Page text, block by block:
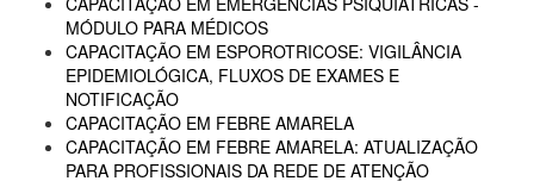
MÓDULO PARA MÉDICOS
CAPACITAÇÃO EM ESPOROTRICOSE: VIGILÂNCIA
EPIDEMIOLÓGICA, FLUXOS DE EXAMES E
NOTIFICAÇÃO
CAPACITAÇÃO EM FEBRE AMARELA
CAPACITAÇÃO EM FEBRE AMARELA: ATUALIZAÇÃO
PARA PROFISSIONAIS DA REDE DE ATENÇÃO